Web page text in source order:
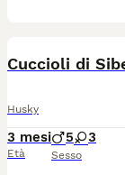
Cuccioli di
Husky
3 mesi
Età
5 3
Sesso